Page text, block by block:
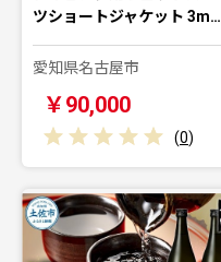
ツショートジャケット 3m…
愛知県名古屋市
￥90,000
(0)